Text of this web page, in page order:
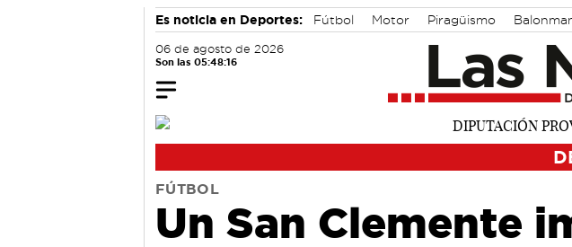
Es noticia en Deportes: Fútbol Motor Piragüismo
06 de agosto de 2026
Son las 05:48:17
FÚTBOL
Un San Clemente